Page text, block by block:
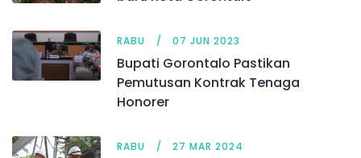
RABU 07 JUN 2023
Bupati Gorontalo Pastikan
Pemutusan Kontrak Tenaga
Honorer
RABU 27 MAR 2024